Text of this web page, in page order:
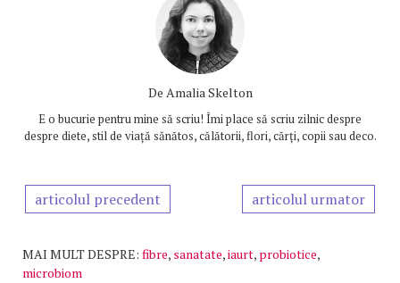
De Amalia Skelton
E o bucurie pentru mine să scriu! Îmi place să scriu zilnic despre
despre diete, stil de viață sănătos, călătorii, flori, cărți, copii sau deco.
articolul precedent articolul urmator
MAI MULT DESPRE: fibre, sanatate,iaurt, probiotice,
microbiom